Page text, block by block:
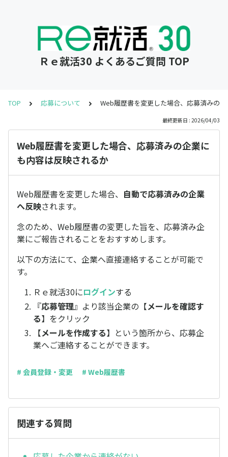
Ｒｅ就活30 よくあるご質問 TOP
TOP 応募について Web履歴書を変更した場合、応募済みの
最終更新日 : 2026/04/03
Web履歴書を変更した場合、応募済みの企業に
も内容は反映されるか
Web履歴書を変更した場合、 自動で応募済みの企業
へ反映されます。
念のため、Web履歴書の変更した旨を、応募済み企
業にご報告されることをおすすめします。
以下の方法にて、企業へ直接連絡することが可能で
す。
Ｒｅ就活30にログインする
『応募管理』より該当企業の【メールを確認す
る】をクリック
【メールを作成する】という箇所から、応募企
業へご連絡することができます。
# 会員登録・変更 # Web履歴書
関連する質問